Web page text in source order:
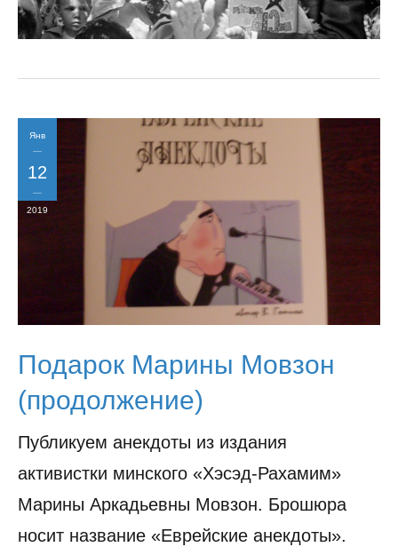
Янв
12
2019
Подарок Марины Мовзон
(продолжение)
Публикуем анекдоты из издания
активистки минского «Хэсэд-Рахамим»
Марины Аркадьевны Мовзон. Брошюра
носит название «Еврейские анекдоты».